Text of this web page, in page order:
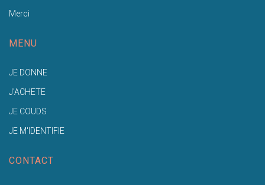
Merci
MENU
JE DONNE
J'ACHETE
JE COUDS
JE M'IDENTIFIE
CONTACT